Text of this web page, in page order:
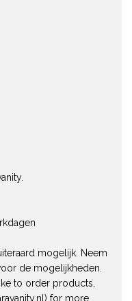
mogelijk. Neem
de mogelijkheden.
to order products,
) for more